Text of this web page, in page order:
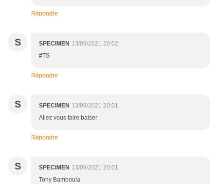
Répondre
S SPECIMEN 13/09/2021 20:02
#TS
Répondre
S SPECIMEN 13/09/2021 20:01
Allez vous faire baiser
Répondre
S SPECIMEN 13/09/2021 20:01
Tony Bamboula